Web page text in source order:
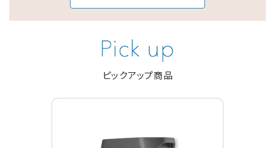
ピックアップ商品